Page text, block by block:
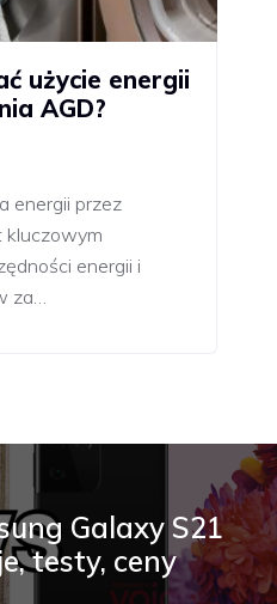
użycie energii
AGD?
energii przez
kluczowym
energii i
za…
Galaxy S21
testy, ceny